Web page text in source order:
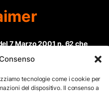
tecnologie come i cookie per
del dispositivo. Il consenso a
7 Marzo 2001 n. 62 che
di “Informazione
detentori del
dietro specifica